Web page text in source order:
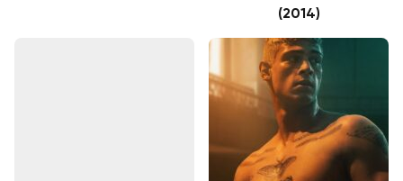
(2014)